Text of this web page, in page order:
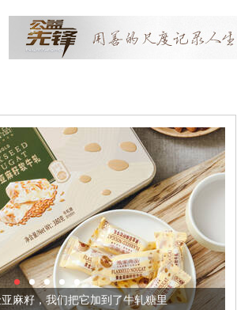
它加到了牛轧糖里 被列入佛家